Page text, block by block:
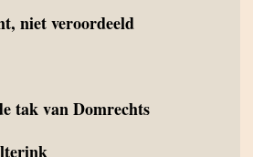
niet veroordeeld
tak van Domrechts